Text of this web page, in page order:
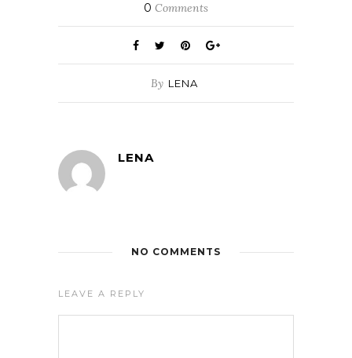
0 Comments
By LENA
LENA
NO COMMENTS
LEAVE A REPLY